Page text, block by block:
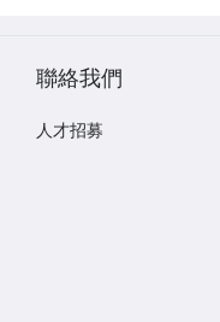
聯絡我們
人才招募